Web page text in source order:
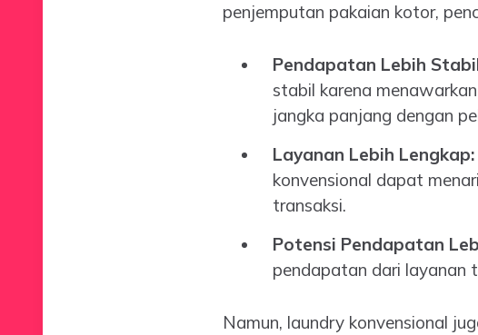
penjemputan pakaian kotor,
Pendapatan Lebih
stabil karena
jangka panjang dengan
Layanan Lebih Lengkap:
konvensional dapat
transaksi.
Potensi Pendapatan
pendapatan dari layanan
Namun, laundry konvensional